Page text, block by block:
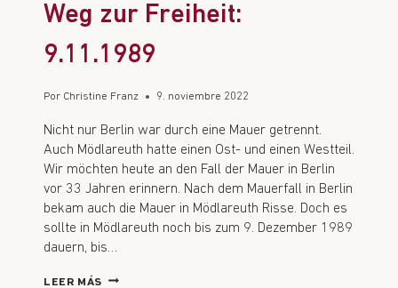
Weg zur Freiheit:
9.11.1989
Por Christine Franz 9. noviembre 2022
Nicht nur Berlin war durch eine Mauer getrennt.
Auch Mödlareuth hatte einen Ost- und einen Westteil.
Wir möchten heute an den Fall der Mauer in Berlin
vor 33 Jahren erinnern. Nach dem Mauerfall in Berlin
bekam auch die Mauer in Mödlareuth Risse. Doch es
sollte in Mödlareuth noch bis zum 9. Dezember 1989
dauern, bis…
LEER MÁS